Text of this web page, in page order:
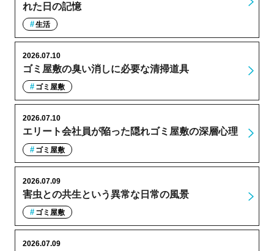
れた日の記憶
生活
ゴミ屋敷の臭い消しに必要な清掃道具
2026.07.10
ゴミ屋敷
エリート会社員が陥った隠れゴミ屋敷の深層心理
2026.07.10
ゴミ屋敷
害虫との共生という異常な日常の風景
2026.07.09
ゴミ屋敷
2026.07.09